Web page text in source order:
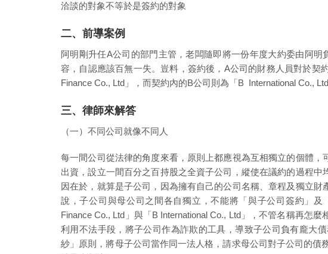
洽談的對象不等於是簽約的對象
二、前導案例
阿明剛升任A公司的部門主管，老闆隨即將一份年度大約委由阿
容，自認應該百無一失。豈料，簽約後，A公司的財務人員對於契
Finance Co., Ltd」，而契約內的B公司則為「B International Co.,
三、律師來解答
（一）不同公司就像不同人
每一間公司從法律的角度來看，原則上都應視為互相獨立的個體
出資，設立一間百分之百持股之全資子公司，縱使在議約的過程
因在於，就算是子公司，因為擁有自己的公司名稱、章程及獨立
說，子公司與母公司之間各自獨立，不能將「與子公司簽約」
Finance Co., Ltd」與「B International Co., Ltd」，不管名稱再怎
利用不法手段，將子公司作為詐欺的工具，導致子公司負有龐大
紗」原則，將母子公司當作同一法人格，請求母公司對子公司的